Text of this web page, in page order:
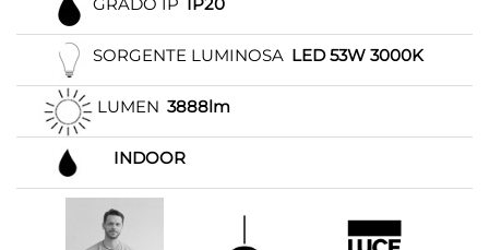
GRADO IP IP20
SORGENTE LUMINOSA LED 53W 3000K
LUMEN 3888lm
INDOOR